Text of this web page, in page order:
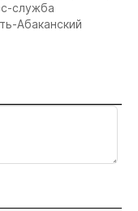
служба
Абаканский